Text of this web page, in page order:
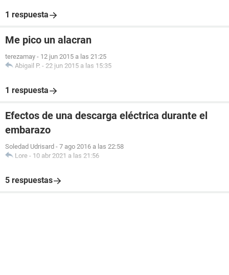
1 respuesta
Me pico un alacran
terezamay - 12 jun 2015 a las 21:25
Abigail P. - 22 jun 2015 a las 15:35
1 respuesta
Efectos de una descarga eléctrica durante el
embarazo
Soledad Udrisard - 7 ago 2016 a las 22:58
Lore - 10 abr 2021 a las 21:56
5 respuestas